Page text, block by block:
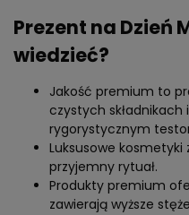
Prezent na Dzień
wiedzieć?
Jakość premium to
czystych składnikach
rygorystycznym
Luksusowe
przyjemny rytuał.
Produkty premium
zawierają wyższe